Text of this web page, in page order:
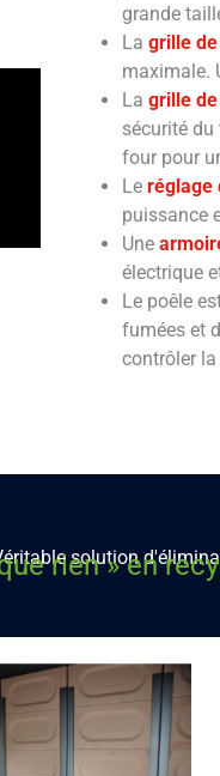
grande
La grille
maximale.
La grille
sécurité du
four pour
Le réglage
puissance
Une
électrique
Le poêle
fumées et
contrôler
solution
rien » en